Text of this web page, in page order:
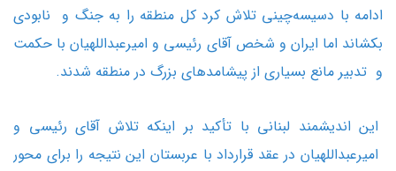
ادامه با دسیسه‌چینی تلاش کرد کل منطقه را به جنگ و نابودی
بکشاند اما ایران و شخص آقای رئیسی و امیرعبداللهیان با حکمت
و تدبیر مانع بسیاری از پیشامدهای بزرگ در منطقه شدند.
این اندیشمند لبنانی با تأکید بر اینکه تلاش آقای رئیسی و
امیرعبداللهیان در عقد قرارداد با عربستان این نتیجه را برای محور